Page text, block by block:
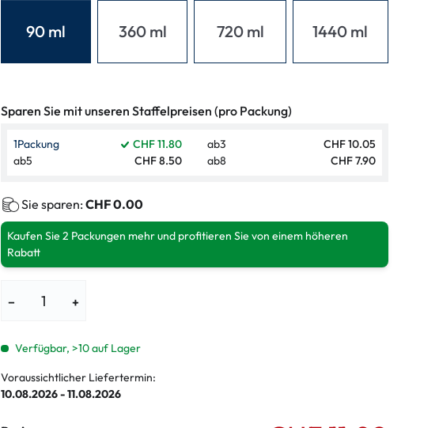
Normale Symptome
90 ml 360 ml 720 ml 1440 ml
Sparen Sie mit unseren Staffelpreisen (pro Packung)
1Packung CHF 11.80 ab3
CHF 10.05
ab5 CHF 8.50 ab8 CHF 7.90
Sie sparen: CHF 0.00
Kaufen Sie 2 Packungen mehr und profitieren Sie von einem höheren
Rabatt
− +
Verfügbar, >10 auf Lager
Voraussichtlicher Liefertermin:
10.08.2026 - 11.08.2026